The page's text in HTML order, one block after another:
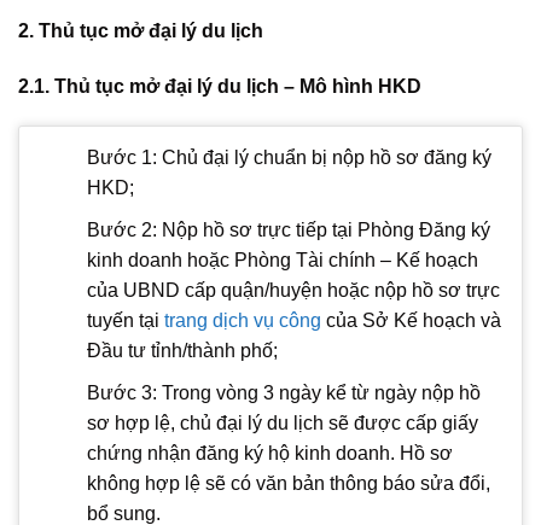
2. Thủ tục mở đại lý du lịch
2.1. Thủ tục mở đại lý du lịch – Mô hình HKD
Bước 1: Chủ đại lý chuẩn bị nộp hồ sơ đăng ký
HKD;
Bước 2: Nộp hồ sơ trực tiếp tại Phòng Đăng ký
kinh doanh hoặc Phòng Tài chính – Kế hoạch
của UBND cấp quận/huyện hoặc nộp hồ sơ trực
tuyến tại trang dịch vụ công của Sở Kế hoạch và
Đầu tư tỉnh/thành phố;
Bước 3: Trong vòng 3 ngày kể từ ngày nộp hồ
sơ hợp lệ, chủ đại lý du lịch sẽ được cấp giấy
chứng nhận đăng ký hộ kinh doanh. Hồ sơ
không hợp lệ sẽ có văn bản thông báo sửa đổi,
bổ sung.